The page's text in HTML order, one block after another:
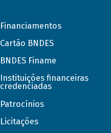
Financiamentos
Cartão BNDES
BNDES Finame
Instituições financeiras
credenciadas
Patrocínios
Licitações